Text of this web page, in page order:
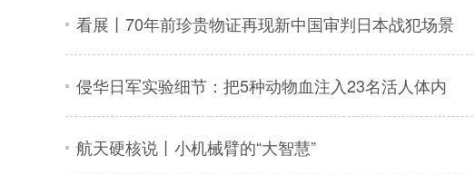
看展丨70年前珍贵物证再现新中国审判日本战犯场景
侵华日军实验细节：把5种动物血注入23名活人体内
航天硬核说丨小机械臂的“大智慧”